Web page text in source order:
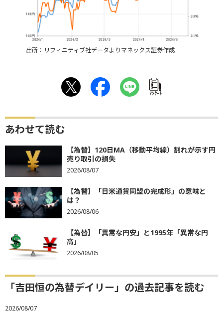
出所：リフィニティブ社データよりマネックス証券作成
ｱﾝｹｰﾄ
あわせて読む
【為替】120日MA（移動平均線）割れが示す円
売り取引の損失
2026/08/07
【為替】「日米通貨同盟の完成形」の意味と
は？
2026/08/06
【為替】「異常な円安」と1995年「異常な円
高」
2026/08/05
「吉田恒の為替デイリー」の過去記事を読む
2026/08/07